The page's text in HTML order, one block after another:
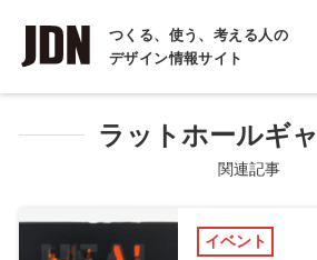
つくる、使う、考える人の
デザイン情報サイト
INTERVIEW
インタビュー
REPORT
コラム
ラットホールギ
関連記事
イベント